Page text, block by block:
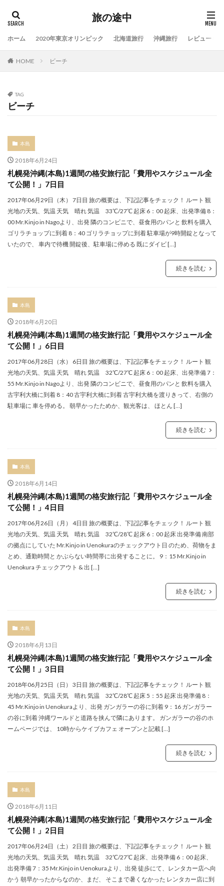
旅の途中
ホーム 2020年東京オリンピック 北海道旅行 沖縄旅行 レビュー
HOME ビーチ
TAG
ビーチ
本島
2018年6月24日
札幌発沖縄(本島)1週間の格安旅行記「費用やスケジュール全
て公開！」7日目
2017年06月29日（木） 7日目 旅の概要は、下記記事をチェック！ ルート 観
光地の天気、気温 天気 晴れ 気温 33℃/27℃ 起床 6：00 起床、出発準備 8：
00 Mr.Kinjo in Nagoより、出発 隣のコンビニで、昼食用のパンと 飲料を購入
ゴリラチョップに到着 8：40 ゴリラチョップに到着 駐車場が9時開錠となって
いたので、 車内で待機 開錠後、駐車場に停める 既にダイビ […]
続きを読む
本島
2018年6月20日
札幌発沖縄(本島)1週間の格安旅行記「費用やスケジュール全
て公開！」6日目
2017年06月28日（水） 6日目 旅の概要は、下記記事をチェック！ ルート 観
光地の天気、気温 天気 晴れ 気温 32℃/27℃ 起床 6：00 起床、出発準備 7：
55 Mr.Kinjo in Nagoより、出発 隣のコンビニで、昼食用のパンと 飲料を購入
古宇利大橋に到着 8：40 古宇利大橋に到着 古宇利大橋を渡りきって、右側の
駐車場に 車を停める。 朝早かったためか、観光客は、 ほとん […]
続きを読む
本島
2018年6月14日
札幌発沖縄(本島)1週間の格安旅行記「費用やスケジュール全
て公開！」4日目
2017年06月26日（月） 4日目 旅の概要は、下記記事をチェック！ ルート 観
光地の天気、気温 天気 晴れ 気温 32℃/28℃ 起床 6：00 起床 出発準備 南部
の拠点にしていた Mr.Kinjo in Uenokuraのチェックアウト日 のため、荷物をま
とめ、通勤時間と かぶらない時間帯に出発することに。 9：15 Mr.Kinjo in
Uenokura チェックアウト & 出 […]
続きを読む
本島
2018年6月13日
札幌発沖縄(本島)1週間の格安旅行記「費用やスケジュール全
て公開！」3日目
2018年06月25日（日） 3日目 旅の概要は、下記記事をチェック！ ルート 観
光地の天気、気温 天気 晴れ 気温 32℃/28℃ 起床 5：55 起床 出発準備 8：
45 Mr.Kinjo in Uenokuraより、出発 ガンガラーの谷に到着 9：16 ガンガラー
の谷に到着 沖縄ワールドと道路を挟んで隣にあります。 ガンガラーの谷のホ
ームページでは、 10時からケイブカフェ オープンと記載 […]
続きを読む
本島
2018年6月11日
札幌発沖縄(本島)1週間の格安旅行記「費用やスケジュール全
て公開！」2日目
2017年06月24日（土） 2日目 旅の概要は、下記記事をチェック！ ルート 観
光地の天気、気温 天気 晴れ 気温 32℃/27℃ 起床、出発準備 6：00 起床、
出発準備 7：35 Mr.Kinjo in Uenokuraより、出発 徒歩にて、レンタカー店へ向
かう 朝早かったからなのか、まだ、 そこまで暑くなかった レンタカー店に到